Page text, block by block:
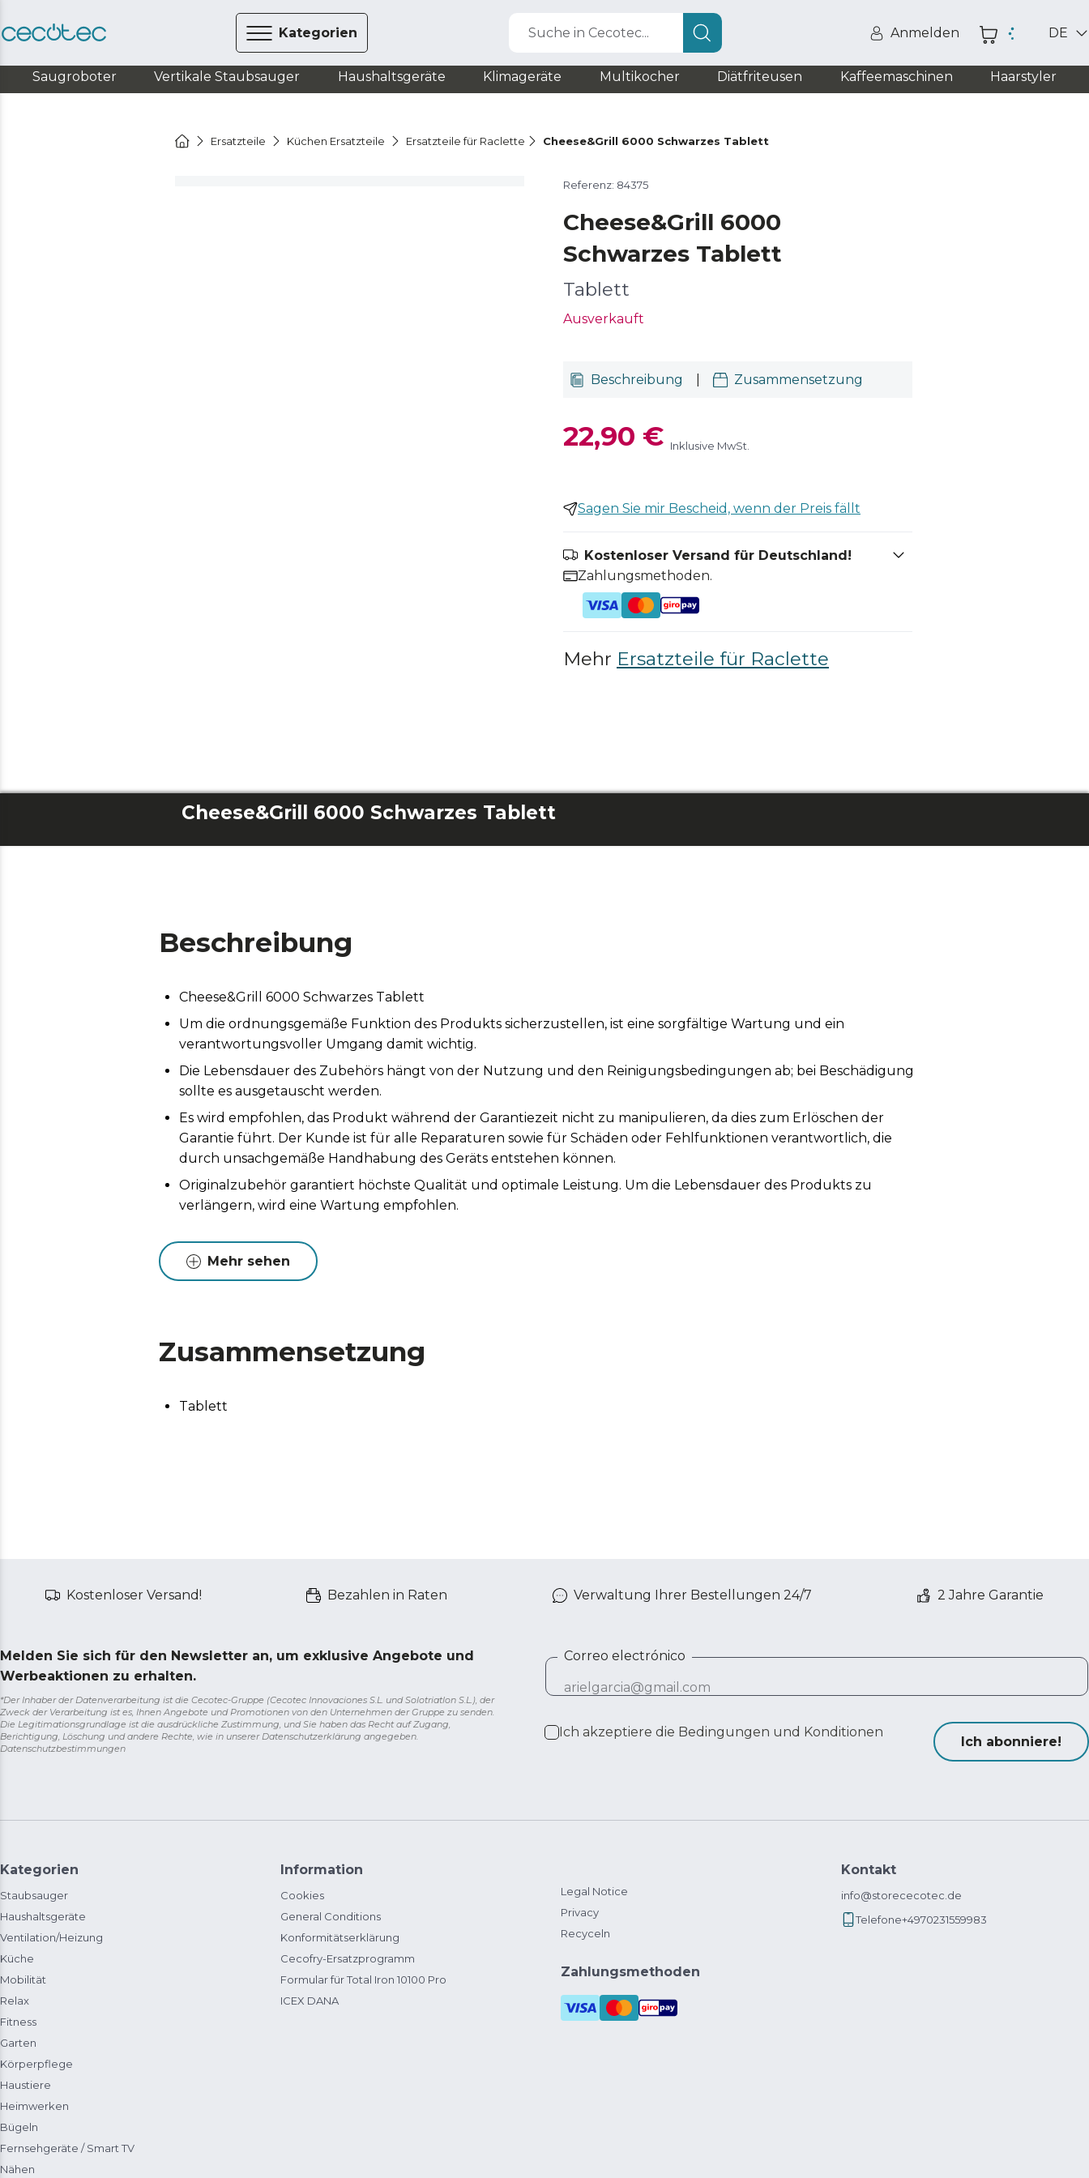
Kategorien Suche in Cecotec... Anmelden DE
Saugroboter Vertikale Staubsauger Haushaltsgeräte Klimageräte Multikocher Diätfriteusen Kaffeemaschinen Haarstyler
Ersatzteile Küchen Ersatzteile Ersatzteile für Raclette Cheese&Grill 6000 Schwarzes Tablett
Referenz: 84375
Cheese&Grill 6000
Schwarzes Tablett
Tablett
Ausverkauft
Beschreibung Zusammensetzung
22,90 € Inklusive MwSt.
Sagen Sie mir Bescheid, wenn der Preis fällt
Kostenloser Versand für Deutschland!
Zahlungsmethoden.
Mehr Ersatzteile für Raclette
Cheese&Grill 6000 Schwarzes Tablett
Beschreibung
Cheese&Grill 6000 Schwarzes Tablett
Um die ordnungsgemäße Funktion des Produkts sicherzustellen, ist eine sorgfältige Wartung und ein
verantwortungsvoller Umgang damit wichtig.
Die Lebensdauer des Zubehörs hängt von der Nutzung und den Reinigungsbedingungen ab; bei Beschädigung
sollte es ausgetauscht werden.
Es wird empfohlen, das Produkt während der Garantiezeit nicht zu manipulieren, da dies zum Erlöschen der
Garantie führt. Der Kunde ist für alle Reparaturen sowie für Schäden oder Fehlfunktionen verantwortlich, die
durch unsachgemäße Handhabung des Geräts entstehen können.
Originalzubehör garantiert höchste Qualität und optimale Leistung. Um die Lebensdauer des Produkts zu
verlängern, wird eine Wartung empfohlen.
Mehr sehen
Zusammensetzung
Tablett
Kostenloser Versand! Bezahlen in Raten Verwaltung Ihrer Bestellungen 24/7 2 Jahre Garantie
Melden Sie sich für den Newsletter an, um exklusive Angebote und
Werbeaktionen zu erhalten.
*Der Inhaber der Datenverarbeitung ist die Cecotec-Gruppe (Cecotec Innovaciones S.L. und Solotriatlon S.L.), der
Zweck der Verarbeitung ist es, Ihnen Angebote und Promotionen von den Unternehmen der Gruppe zu senden.
Die Legitimationsgrundlage ist die ausdrückliche Zustimmung, und Sie haben das Recht auf Zugang,
Berichtigung, Löschung und andere Rechte, wie in unserer Datenschutzerklärung angegeben.
Datenschutzbestimmungen
Correo electrónico
Ich akzeptiere die Bedingungen und Konditionen
Ich abonniere!
Kategorien
Staubsauger
Haushaltsgeräte
Ventilation/Heizung
Küche
Mobilität
Relax
Fitness
Garten
Körperpflege
Haustiere
Heimwerken
Bügeln
Fernsehgeräte / Smart TV
Nähen
Information
Cookies
General Conditions
Konformitätserklärung
Cecofry-Ersatzprogramm
Formular für Total Iron 10100 Pro
ICEX DANA
Legal Notice
Privacy
Recyceln
Zahlungsmethoden
Kontakt
info@storececotec.de
Telefone+4970231559983